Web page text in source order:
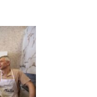
için
adresim bu